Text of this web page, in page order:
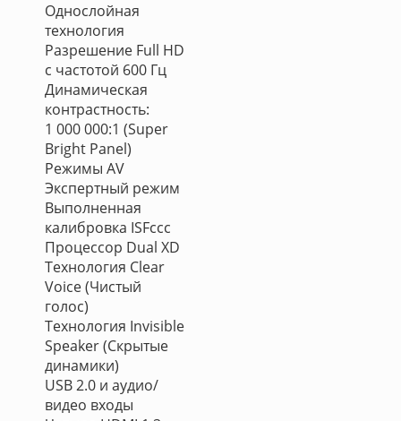
Однослойная
технология
Разрешение Full HD
с частотой 600 Гц
Динамическая
контрастность:
1 000 000:1 (Super
Bright Panel)
Режимы AV
Экспертный режим
Выполненная
калибровка ISFccc
Процессор Dual XD
Технология Clear
Voice (Чистый
голос)
Технология Invisible
Speaker (Скрытые
динамики)
USB 2.0 и аудио/
видео входы